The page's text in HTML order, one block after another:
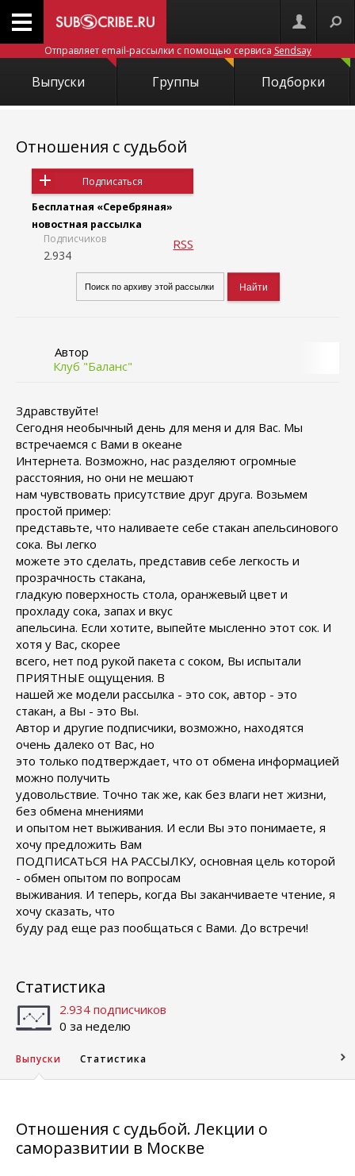
Отправляет email-рассылки с помощью сервиса Sendsay
Выпуски Группы Подборки
Отношения с судьбой
Подписаться
Бесплатная «Серебряная»
новостная рассылка
Подписчиков
2.934
RSS
Автор
Клуб "Баланс"
Здравствуйте!
Сегодня необычный день для меня и для Вас. Мы
встречаемся с Вами в океане
Интернета. Возможно, нас разделяют огромные
расстояния, но они не мешают
нам чувствовать присутствие друг друга. Возьмем
простой пример:
представьте, что наливаете себе стакан апельсинового
сока. Вы легко
можете это сделать, представив себе легкость и
прозрачность стакана,
гладкую поверхность стола, оранжевый цвет и
прохладу сока, запах и вкус
апельсина. Если хотите, выпейте мысленно этот сок. И
хотя у Вас, скорее
всего, нет под рукой пакета с соком, Вы испытали
ПРИЯТНЫЕ ощущения. В
нашей же модели рассылка - это сок, автор - это
стакан, а Вы - это Вы.
Автор и другие подписчики, возможно, находятся
очень далеко от Вас, но
это только подтверждает, что от обмена информацией
можно получить
удовольствие. Точно так же, как без влаги нет жизни,
без обмена мнениями
и опытом нет выживания. И если Вы это понимаете, я
хочу предложить Вам
ПОДПИСАТЬСЯ НА РАССЫЛКУ, основная цель которой
- обмен опытом по вопросам
выживания. И теперь, когда Вы заканчиваете чтение, я
хочу сказать, что
буду рад еще раз пообщаться с Вами. До встречи!
Статистика
2.934 подписчиков
0 за неделю
Выпуски Статистика
Отношения с судьбой. Лекции о
саморазвитии в Москве